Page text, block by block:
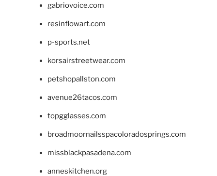
gabriovoice.com
resinflowart.com
p-sports.net
korsairstreetwear.com
petshopallston.com
avenue26tacos.com
topgglasses.com
broadmoornailsspacoloradosprings.com
missblackpasadena.com
anneskitchen.org